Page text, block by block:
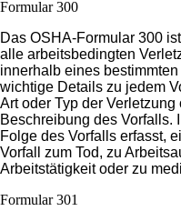
Formular 300
Das OSHA-Formular 300
alle arbeitsbedingten
innerhalb eines
wichtige Details zu jedem
Art oder Typ der
Beschreibung des Vorfalls.
Folge des Vorfalls erfasst,
Vorfall zum Tod, zu
Arbeitstätigkeit oder zu
Formular 301